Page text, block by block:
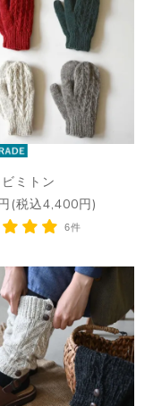
ミトン
(税込4,400円)
6件